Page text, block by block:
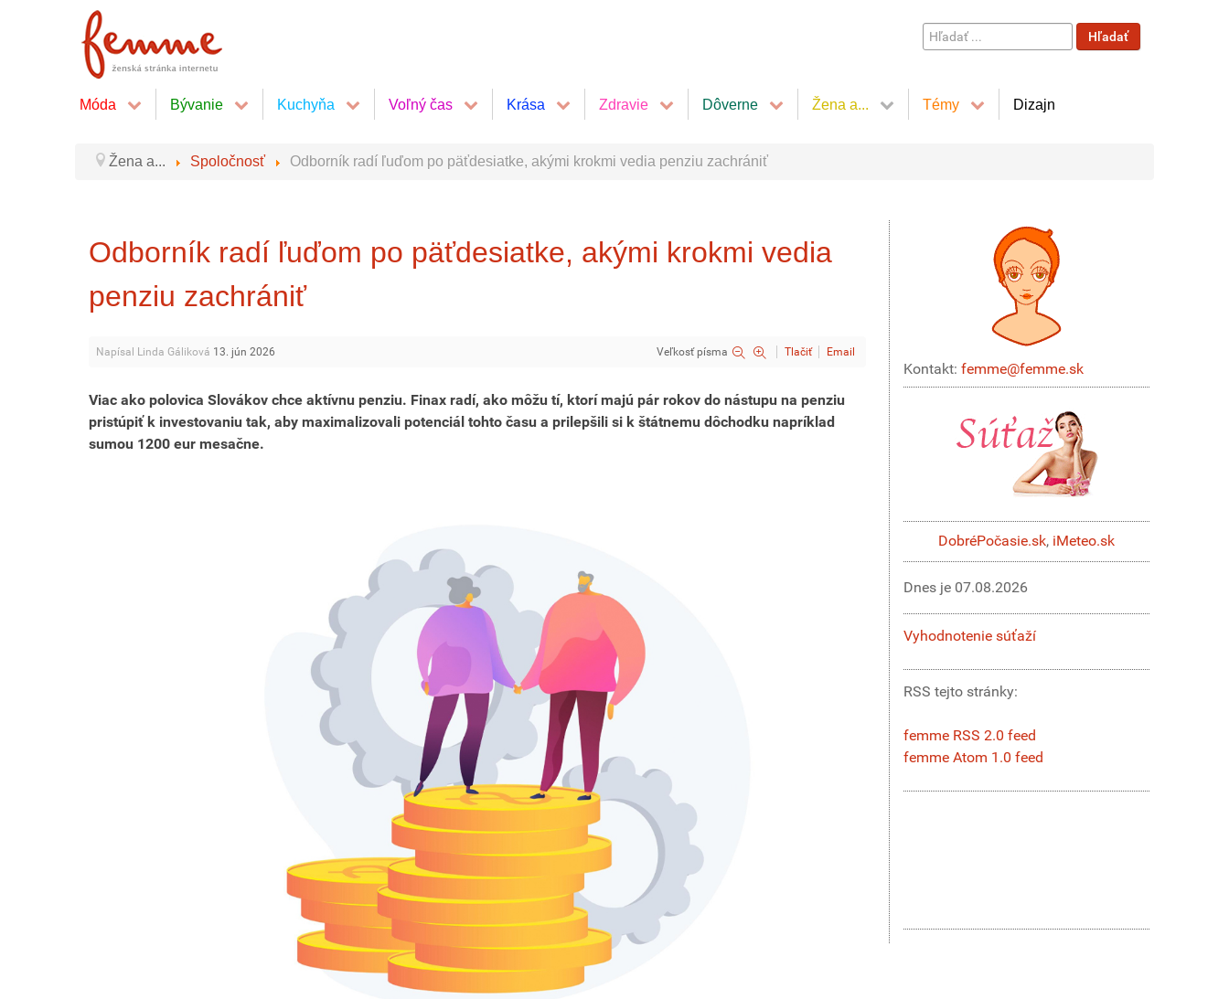
Hľadať
...
Hľadať
Móda Bývanie Kuchyňa Voľný čas Krása Zdravie Dôverne Žena a... Témy Dizajn
Žena a... Spoločnosť Odborník radí ľuďom po päťdesiatke, akými krokmi vedia penziu zachrániť
Odborník radí ľuďom po päťdesiatke, akými krokmi vedia
penziu zachrániť
Napísal Linda Gáliková 13. jún 2026 Veľkosť písma Tlačiť Email
Viac ako polovica Slovákov chce aktívnu penziu. Finax radí, ako môžu tí, ktorí majú pár rokov do nástupu na penziu
pristúpiť k investovaniu tak, aby maximalizovali potenciál tohto času a prilepšili si k štátnemu dôchodku napríklad
sumou 1200 eur mesačne.
Kontakt: femme@femme.sk
DobréPočasie.sk, iMeteo.sk
Dnes je 07.08.2026
Vyhodnotenie súťaží
RSS tejto stránky:
femme RSS 2.0 feed
femme Atom 1.0 feed